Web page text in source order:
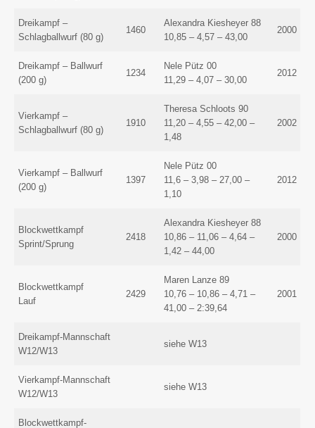
Dreikampf –
Schlagballwurf (80 g)
1460
Alexandra Kiesheyer 88
10,85 – 4,57 – 43,00
2000
Dreikampf – Ballwurf
(200 g)
1234
Nele Pütz 00
11,29 – 4,07 – 30,00
2012
Vierkampf –
Schlagballwurf (80 g)
1910
Theresa Schloots 90
11,20 – 4,55 – 42,00 –
1,48
2002
Vierkampf – Ballwurf
(200 g)
1397
Nele Pütz 00
11,6 – 3,98 – 27,00 –
1,10
2012
Blockwettkampf
Sprint/Sprung
2418
Alexandra Kiesheyer 88
10,86 – 11,06 – 4,64 –
1,42 – 44,00
2000
Blockwettkampf
Lauf
2429
Maren Lanze 89
10,76 – 10,86 – 4,71 –
41,00 – 2:39,64
2001
Dreikampf-Mannschaft
W12/W13
siehe W13
Vierkampf-Mannschaft
W12/W13
siehe W13
Blockwettkampf-